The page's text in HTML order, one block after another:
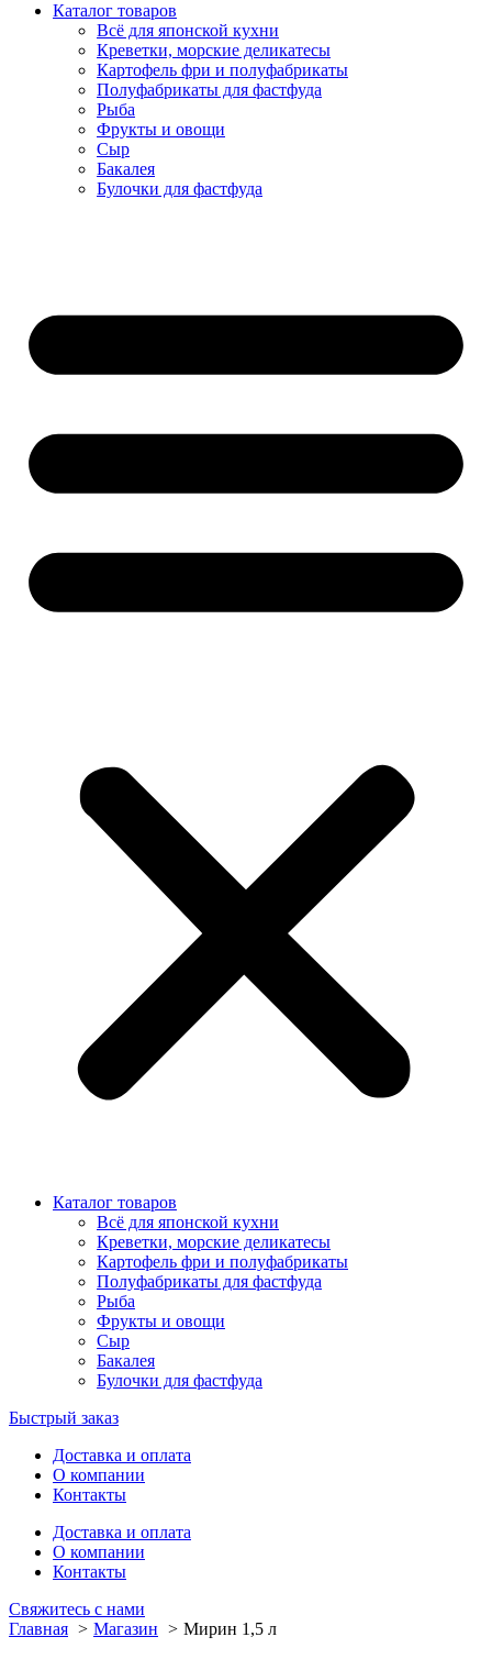
Каталог товаров
Всё для японской кухни
Креветки, морские деликатесы
Картофель фри и полуфабрикаты
Полуфабрикаты для фастфуда
Рыба
Фрукты и овощи
Сыр
Бакалея
Булочки для фастфуда
Каталог товаров
Всё для японской кухни
Креветки, морские деликатесы
Картофель фри и полуфабрикаты
Полуфабрикаты для фастфуда
Рыба
Фрукты и овощи
Сыр
Бакалея
Булочки для фастфуда
Быстрый заказ
Доставка и оплата
О компании
Контакты
Доставка и оплата
О компании
Контакты
Свяжитесь с нами
Главная
Магазин Мирин 1,5 л